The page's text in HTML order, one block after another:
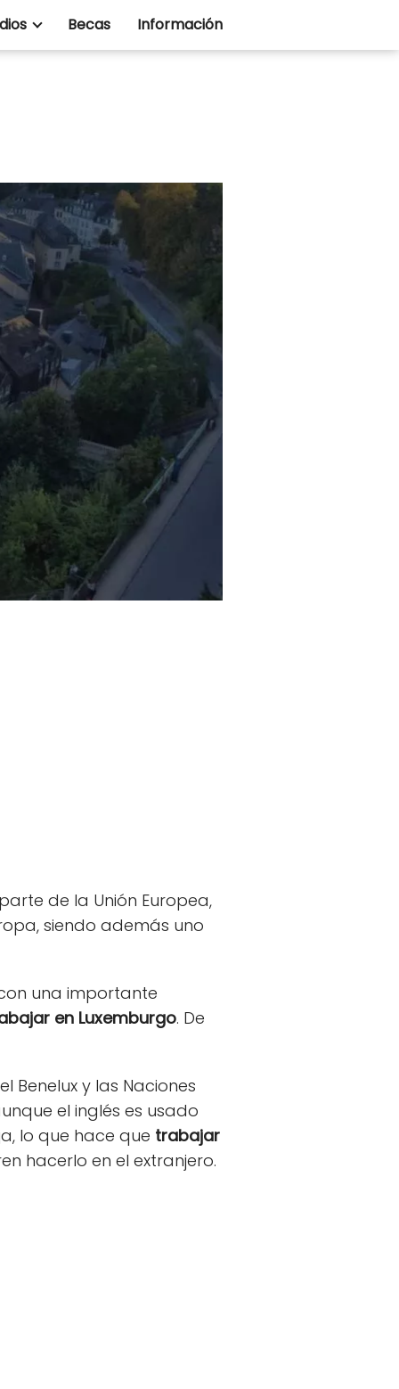
Becas Información
de la Unión Europea,
siendo además uno
una importante
en Luxemburgo. De
Benelux y las Naciones
el inglés es usado
lo que hace que trabajar
hacerlo en el extranjero.